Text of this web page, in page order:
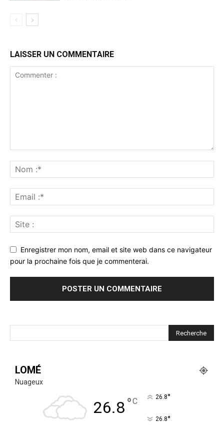
LAISSER UN COMMENTAIRE
Enregistrer mon nom, email et site web dans ce navigateur
pour la prochaine fois que je commenterai.
LOMÉ
Nuageux
26.8°C 26.8°
26.8°